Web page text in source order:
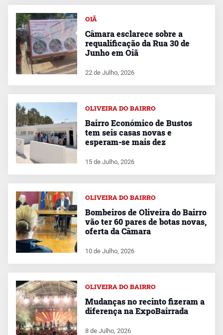
OIÃ
Câmara esclarece sobre a
requalificação da Rua 30 de
Junho em Oiã
22 de Julho, 2026
OLIVEIRA DO BAIRRO
Bairro Económico de Bustos
tem seis casas novas e
esperam-se mais dez
15 de Julho, 2026
OLIVEIRA DO BAIRRO
Bombeiros de Oliveira do Bairro
vão ter 60 pares de botas novas,
oferta da Câmara
10 de Julho, 2026
OLIVEIRA DO BAIRRO
Mudanças no recinto fizeram a
diferença na ExpoBairrada
8 de Julho, 2026